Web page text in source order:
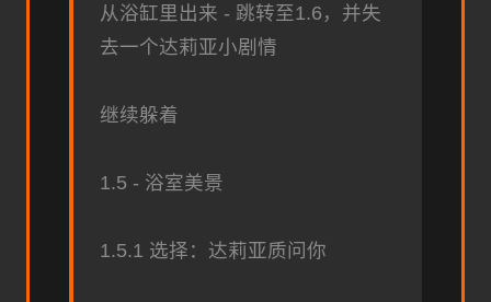
从浴缸里出来 - 跳转至1.6，并失
去一个达莉亚小剧情
继续躲着
1.5 - 浴室美景
1.5.1 选择：达莉亚质问你